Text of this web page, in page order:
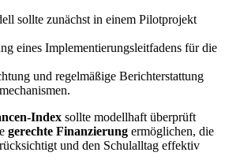
sollte zunächst in einem Pilotprojekt
eines Implementierungsleitfadens für die
und regelmäßige Berichterstattung
sollte modellhaft überprüft
gerechte Finanzierung ermöglichen, die
und den Schulalltag effektiv